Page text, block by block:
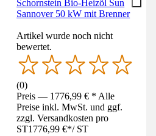
Schornstein Bio-Heizöl Sun
Sannover 50 kW mit Brenner
Artikel wurde noch nicht
bewertet.
(0)
Preis — 1776,99 € * Alle
Preise inkl. MwSt. und ggf.
zzgl. Versandkosten pro
ST1776,99 €*/ ST